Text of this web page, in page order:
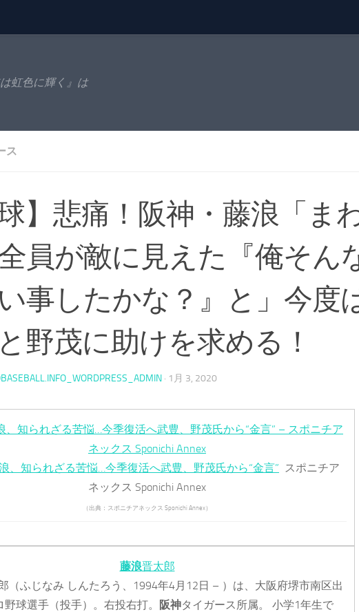
は虹色に輝く』は
ス
球】悲痛！阪神・藤浪「ま
員が敵に見えた『俺そん
事したかな？』と」今度
野茂に助けを求める！
· 1月 3, 2020
、知られざる苦悩…今季復活へ武豊、野茂氏から“金言” – スポニチア
ネックス Sponichi Annex
、知られざる苦悩…今季復活へ武豊、野茂氏から“金言” スポニチア
ネックス Sponichi Annex
（出典：スポニチアネックス Sponichi Annex）
藤浪晋太郎
（ふじなみ しんたろう、1994年4月12日 – ）は、大阪府堺市南区出
野球選手（投手）。右投右打。
阪神タイガース所属。 小学1年生で